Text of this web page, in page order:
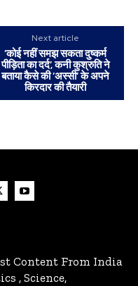
Next article
‘कोई नहीं समझ सकता दुष्कर्म
पीड़िता का दर्द’, कनी कुश्रुति ने
बताया कैसे की ‘अस्सी’ के अपने
किरदार की तैयारी
Content From India
, Science,